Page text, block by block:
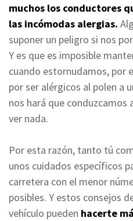
muchos los conductores
las incómodas alergias.
suponer un peligro si nos
Y es que es imposible
cuando estornudamos, por
por ser alérgicos al polen a
nos hará que
ver nada.
Por esta razón, tanto tú
unos cuidados específicos
carretera con el menor
posibles. Y estos consejos
vehículo pueden hacerte